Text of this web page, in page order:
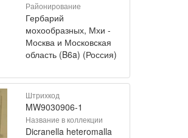
Районирование
Гербарий
мохообразных, Мхи -
Москва и Московская
область (B6a) (Россия)
Штрихкод
MW9030906-1
Название в коллекции
Dicranella heteromalla